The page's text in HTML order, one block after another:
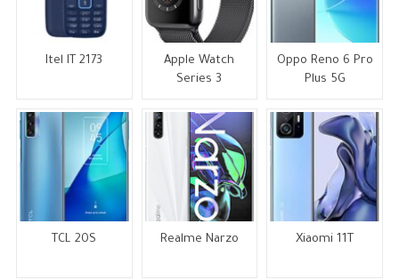
Itel IT 2173
Apple Watch
Series 3
Oppo Reno 6 Pro
Plus 5G
TCL 20S Realme Narzo Xiaomi 11T